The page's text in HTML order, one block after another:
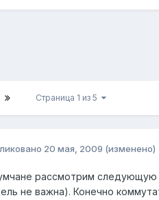
Страница 1 из 5
20 мая, 2009 (изменено)
рассмотрим следующую
не важна). Конечно